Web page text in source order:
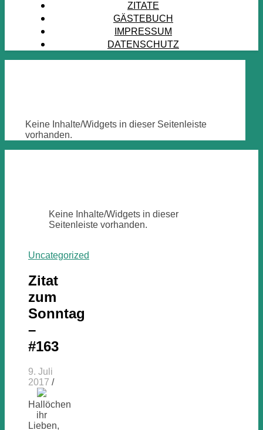
ZITATE
GÄSTEBUCH
IMPRESSUM
DATENSCHUTZ
Keine Inhalte/Widgets in dieser Seitenleiste
vorhanden.
Keine Inhalte/Widgets in dieser
Seitenleiste vorhanden.
Uncategorized
Zitat
zum
Sonntag
–
#163
9. Juli
2017 /
Hallöchen
ihr
Lieben,